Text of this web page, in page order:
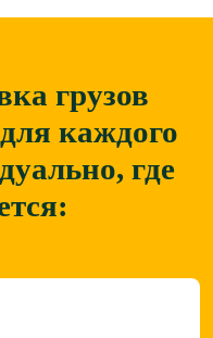
грузов
каждого
где